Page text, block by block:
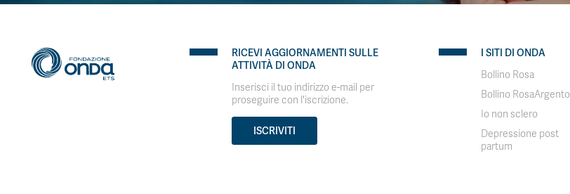
RICEVI AGGIORNAMENTI SULLE
ATTIVITÀ DI ONDA
Inserisci il tuo indirizzo e-mail per
proseguire con l'iscrizione.
ISCRIVITI
I SITI DI ONDA
Bollino Rosa
Bollino RosaArgento
Io non sclero
Depressione post
partum